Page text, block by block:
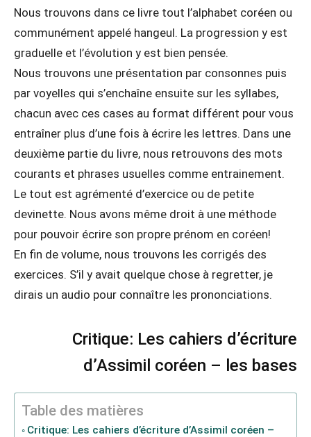
Nous trouvons dans ce livre tout l’alphabet coréen ou
communément appelé hangeul. La progression y est
graduelle et l’évolution y est bien pensée.
Nous trouvons une présentation par consonnes puis
par voyelles qui s’enchaîne ensuite sur les syllabes,
chacun avec ces cases au format différent pour vous
entraîner plus d’une fois à écrire les lettres. Dans une
deuxième partie du livre, nous retrouvons des mots
courants et phrases usuelles comme entrainement.
Le tout est agrémenté d’exercice ou de petite
devinette. Nous avons même droit à une méthode
pour pouvoir écrire son propre prénom en coréen!
En fin de volume, nous trouvons les corrigés des
exercices. S’il y avait quelque chose à regretter, je
dirais un audio pour connaître les prononciations.
Critique: Les cahiers d’écriture
d’Assimil coréen – les bases
Table des matières
Critique: Les cahiers d’écriture d’Assimil coréen –